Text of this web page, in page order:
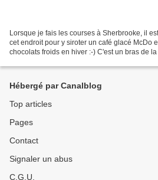
Lorsque je fais les courses à Sherbrooke, il
cet endroit pour y siroter un café glacé McDo
chocolats froids en hiver :-) C'est un bras de
Hébergé par Canalblog
Top articles
Pages
Contact
Signaler un abus
C.G.U.